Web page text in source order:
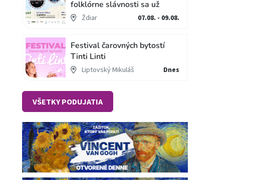
folklórne slávnosti sa už
blížiaŽdiar 07.08. - 09.08.
Festival čarovných bytostí
Tinti Linti
Liptovský Mikuláš Dnes
VŠETKY PODUJATIA